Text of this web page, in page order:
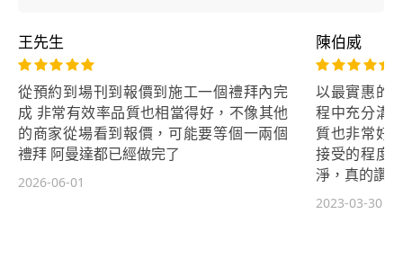
王先生
從預約到場刊到報價到施工一個禮拜內完
成 非常有效率品質也相當得好，不像其他
的商家從場看到報價，可能要等個一兩個
禮拜 阿曼達都已經做完了
2026-06-01
陳伯威
以最實惠的
程中充分溝
質也非常好
接受的程度
淨，真的讚
2023-03-30